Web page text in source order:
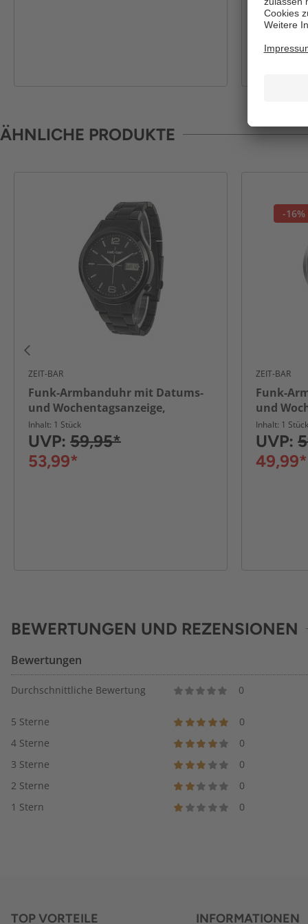
ÄHNLICHE PRODUKTE
ZEIT-BAR
Funk-Armbanduhr mit Datums-
und Wochentagsanzeige,
Leuchtzeiger
Inhalt: 1 Stück
UVP: 59,95*
53,99*
-16%
ZEIT-BAR
Funk-
und
Inhalt: 1 Stück
UVP:
49,99*
BEWERTUNGEN UND REZENSIONEN
Bewertungen
Durchschnittliche Bewertung 0
5 Sterne
0
4 Sterne
0
3 Sterne
0
2 Sterne
0
1 Stern
0
TOP VORTEILE INFORMATIONEN